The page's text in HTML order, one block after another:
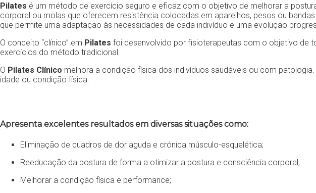
Pilates é um método de exercício seguro e eficaz com o objetivo de melhorar a
corporal ou molas que oferecem resistência colocadas em aparelhos, pesos ou
que permite uma adaptação às necessidades de cada indivíduo e uma evolução
O conceito “clínico” em Pilates foi desenvolvido por fisioterapeutas com o objetivo de
exercícios do método tradicional.
O Pilates Clínico melhora a condição física dos indivíduos saudáveis ou com
idade ou condição física.
Apresenta excelentes resultados em diversas situações como:
Eliminação de quadros de dor aguda e crónica músculo-esquelética;
Reeducação da postura de forma a otimizar a postura e consciência corporal;
Melhorar a condição física e performance;